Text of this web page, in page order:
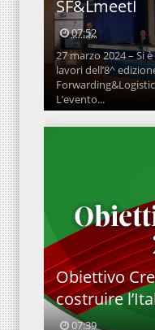
SF&LmeetI
07:52
27 marzo 2024 – Si
lavori dell’8^
L’evento...
Obiettivo
costruire
07:39